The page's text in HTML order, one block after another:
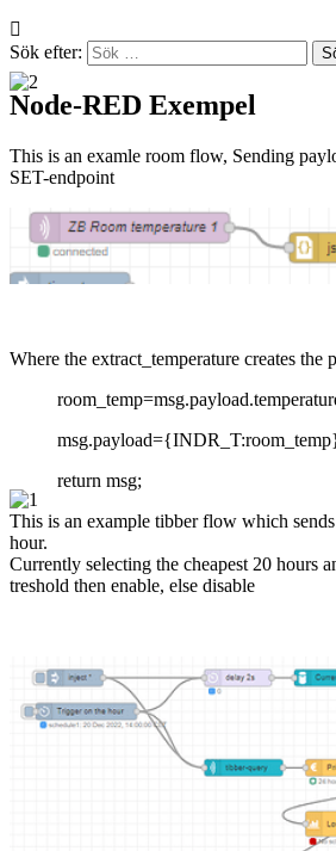
Sök efter:
Node-RED Exempel
This is an examle room flow, Sending
SET-endpoint
Where the extract_temperature creates the
return msg;
This is an example tibber flow which
hour.
Currently selecting the cheapest 20 hours
treshold then enable, else disable